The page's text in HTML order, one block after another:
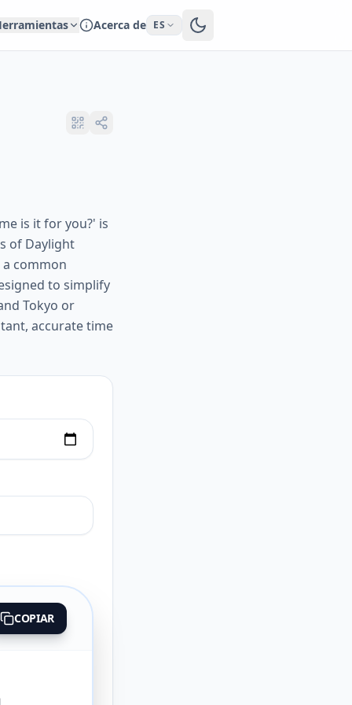
Acerca de ES
is it for you?' is
of Daylight
common
to simplify
Tokyo or
accurate time
COPIAR